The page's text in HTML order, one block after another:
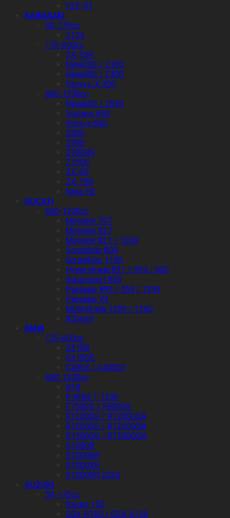
YZF-R1
KAWASAKI
50-175cc
Z125
175-600cc
ZX-25R
Ninja300 / Z300
Ninja400 / Z400
Versys-X 300
600-1200cc
Ninja650 / Z650
Vulcans 650
Versys 650
Z800
Z900
Z900RS
Z1000
ZX-6R
ZX-10R
Ninja H2
DUCATI
600-1200cc
Monster 797
Monster 937
Monster 821 / 1200
Scrambler 800
Scrambler 1100
Hyperstrada 821 / 939 / 950
Supersport 950
Panigale 899 / 959 / 1299
Panigale V4
Multistrada 1200 / 1260
XDiavel
BMW
175-600cc
G310R
G310GS
C400X / C400GT
600-1200cc
R18
R NINE T 1200
F750GS / F850GS
R1200GS / R1200GSA
R1250GS / R1250GSA
R1300GS / R1300GSA
S1000R
S1000RR
S1000XR
S1000RR 2020
SUZUKI
50-175cc
Raider 150
GSX-R150 / GSX-S150